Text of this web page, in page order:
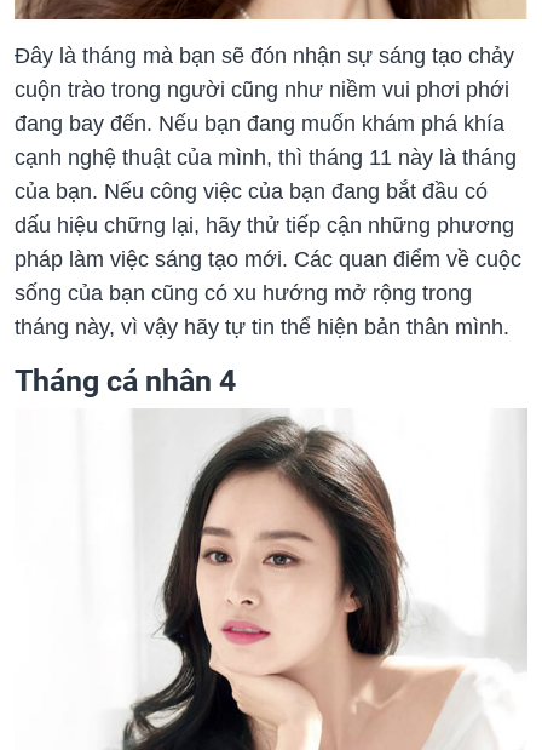
Đây là tháng mà bạn sẽ đón nhận sự sáng tạo chảy
cuộn trào trong người cũng như niềm vui phơi phới
đang bay đến. Nếu bạn đang muốn khám phá khía
cạnh nghệ thuật của mình, thì tháng 11 này là tháng
của bạn. Nếu công việc của bạn đang bắt đầu có
dấu hiệu chững lại, hãy thử tiếp cận những phương
pháp làm việc sáng tạo mới. Các quan điểm về cuộc
sống của bạn cũng có xu hướng mở rộng trong
tháng này, vì vậy hãy tự tin thể hiện bản thân mình.
Tháng cá nhân 4